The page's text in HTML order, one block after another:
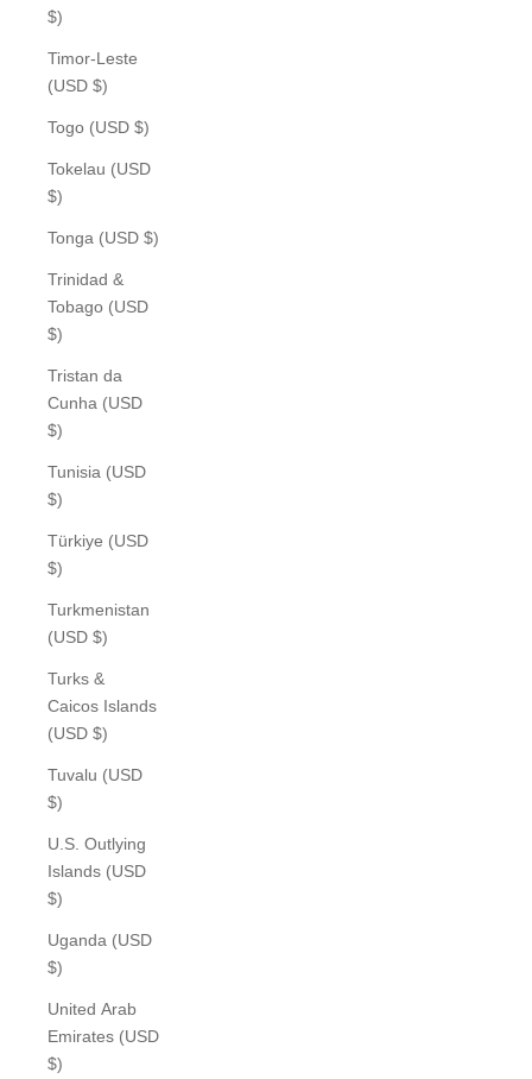
$)
Timor-Leste
(USD $)
Togo (USD $)
Tokelau (USD
$)
Tonga (USD $)
Trinidad &
Tobago (USD
$)
Tristan da
Cunha (USD
$)
Tunisia (USD
$)
Türkiye (USD
$)
Turkmenistan
(USD $)
Turks &
Caicos Islands
(USD $)
Tuvalu (USD
$)
U.S. Outlying
Islands (USD
$)
Uganda (USD
$)
United Arab
Emirates (USD
$)